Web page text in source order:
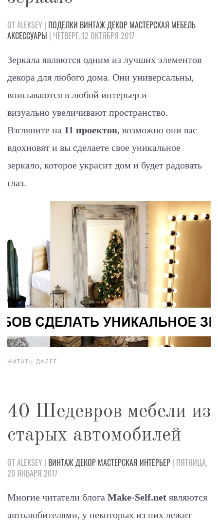
ОТ ALEKSEY | ПОДЕЛКИ ВИНТАЖДЕКОР МАСТЕРСКАЯ МЕБЕЛЬ
АКСЕССУАРЫ | ЧЕТВЕРГ, 12 ОКТЯБРЯ 2017
Зеркала являются одним из лучших элементов
декора для любого дома. Они универсальны,
вписываются в любой интерьер и
визуально увеличивают пространство.
Взгляните на 11 проектов, возможно они вас
вдохновят и вы сделаете свое уникальное
зеркало, которое украсит дом и будет радовать
глаз.
ЧИТАТЬ ДАЛЕЕ
40 Шедевров мебели из
старых автомобилей
ОТ ALEKSEY | ВИНТАЖДЕКОР МАСТЕРСКАЯ ИНТЕРЬЕР | ПЯТНИЦА,
20 ЯНВАРЯ 2017
Многие читатели блога Make-Self.net являются
автолюбителями, у некоторых из них лежит